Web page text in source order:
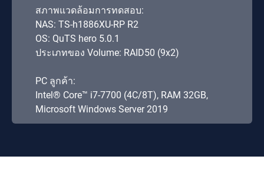
สภาพแวดล้อมการทดสอบ:
NAS: TS-h1886XU-RP R2
OS: QuTS hero 5.0.1
ประเภทของ Volume: RAID50 (9x2)
PC ลูกค้า:
Intel® Core™ i7-7700 (4C/8T), RAM 32GB,
Microsoft Windows Server 2019